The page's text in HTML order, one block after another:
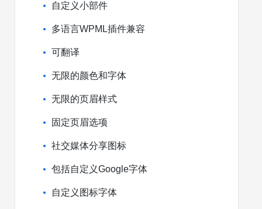
自定义小部件
多语言WPML插件兼容
可翻译
无限的颜色和字体
无限的页眉样式
固定页眉选项
社交媒体分享图标
包括自定义Google字体
自定义图标字体